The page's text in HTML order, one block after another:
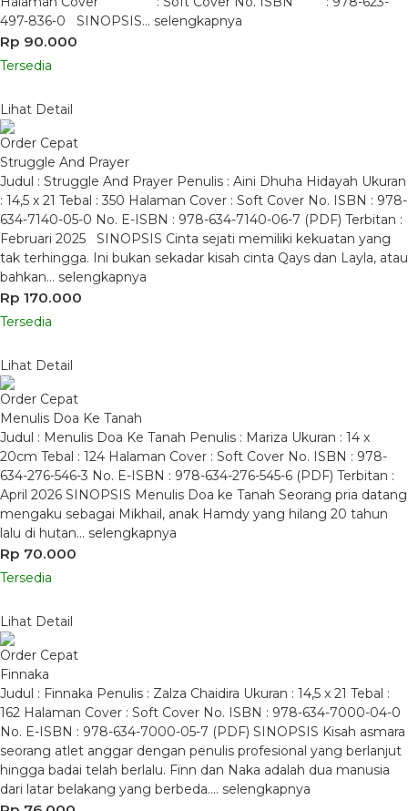
497-836-0 SINOPSIS… selengkapnya
Rp 90.000
Tersedia
Lihat Detail
Order Cepat
Struggle And Prayer
Judul : Struggle And Prayer Penulis : Aini Dhuha Hidayah Ukuran
: 14,5 x 21 Tebal : 350 Halaman Cover : Soft Cover No. ISBN : 978-
634-7140-05-0 No. E-ISBN : 978-634-7140-06-7 (PDF) Terbitan :
Februari 2025 SINOPSIS Cinta sejati memiliki kekuatan yang
tak terhingga. Ini bukan sekadar kisah cinta Qays dan Layla, atau
bahkan… selengkapnya
Rp 170.000
Tersedia
Lihat Detail
Order Cepat
Menulis Doa Ke Tanah
Judul : Menulis Doa Ke Tanah Penulis : Mariza Ukuran : 14 x
20cm Tebal : 124 Halaman Cover : Soft Cover No. ISBN : 978-
634-276-546-3 No. E-ISBN : 978-634-276-545-6 (PDF) Terbitan :
April 2026 SINOPSIS Menulis Doa ke Tanah Seorang pria datang
mengaku sebagai Mikhail, anak Hamdy yang hilang 20 tahun
lalu di hutan… selengkapnya
Rp 70.000
Tersedia
Lihat Detail
Order Cepat
Finnaka
Judul : Finnaka Penulis : Zalza Chaidira Ukuran : 14,5 x 21 Tebal :
162 Halaman Cover : Soft Cover No. ISBN : 978-634-7000-04-0
No. E-ISBN : 978-634-7000-05-7 (PDF) SINOPSIS Kisah asmara
seorang atlet anggar dengan penulis profesional yang berlanjut
hingga badai telah berlalu. Finn dan Naka adalah dua manusia
dari latar belakang yang berbeda…. selengkapnya